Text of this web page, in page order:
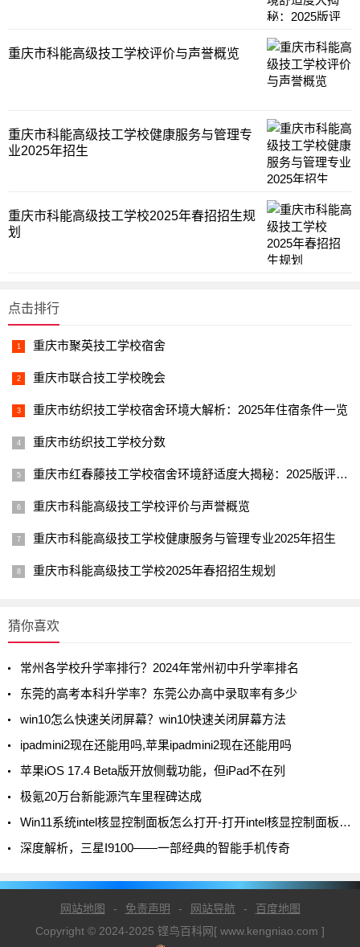
重庆市科能高级技工学校评价与声誉概览
重庆市科能高级技工学校健康服务与管理专
业2025年招生
重庆市科能高级技工学校2025年春招招生规
划
点击排行
重庆市聚英技工学校宿舍
重庆市联合技工学校晚会
重庆市纺织技工学校宿舍环境大解析：2025年住宿条件一览
重庆市纺织技工学校分数
重庆市红春藤技工学校宿舍环境舒适度大揭秘：2025版评测报告
重庆市科能高级技工学校评价与声誉概览
重庆市科能高级技工学校健康服务与管理专业2025年招生
重庆市科能高级技工学校2025年春招招生规划
猜你喜欢
常州各学校升学率排行？2024年常州初中升学率排名
东莞的高考本科升学率？东莞公办高中录取率有多少
win10怎么快速关闭屏幕？win10快速关闭屏幕方法
ipadmini2现在还能用吗,苹果ipadmini2现在还能用吗
苹果iOS 17.4 Beta版开放侧载功能，但iPad不在列
极氪20万台新能源汽车里程碑达成
Win11系统intel核显控制面板怎么打开-打开intel核显控制面板的方法
深度解析，三星I9100——一部经典的智能手机传奇
网站地图 - 免责声明 - 网站导航 -
百度地图
Copyright © 2024-2025 铿鸟百科网[ www.kengniao.com ]